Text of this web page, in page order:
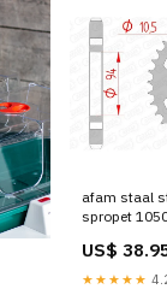
afam staal
spropet
2021-
US$
★★★★★